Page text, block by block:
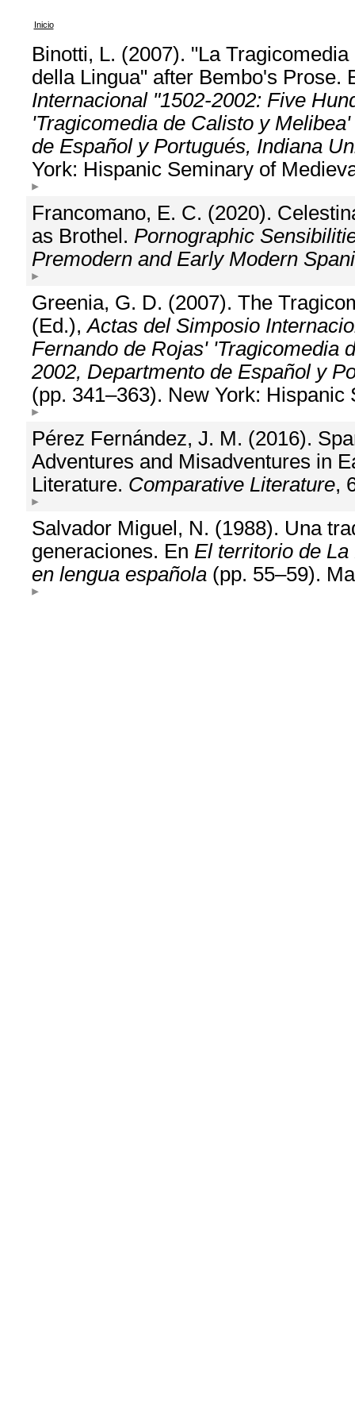
Inicio
Binotti, L. (2007). "La
della Lingua" after Bembo's Prose.
Internacional "1502-2002: Five
'Tragicomedia de Calisto y
de Español y Portugués, Indiana
York: Hispanic Seminary of
Francomano, E. C. (2020).
as Brothel. Pornographic
Premodern and Early Modern
Greenia, G. D. (2007). The
(Ed.),Actas del Simposio
Fernando de Rojas' 'Tragicomedia
2002, Departmento de Español y
(pp. 341–363). New York:
Pérez Fernández, J. M. (2016).
Adventures and Misadventures in
Literature. Comparative Literature,
Salvador Miguel, N. (1988). Una
generaciones. En El territorio de
en lengua española(pp. 55–59).